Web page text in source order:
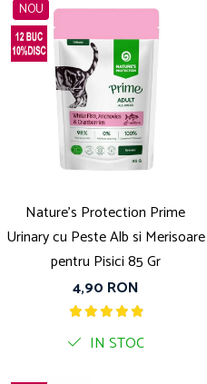
NOU
Nature's Protection Prime
Urinary cu Peste Alb si Merisoare
pentru Pisici 85 Gr
4,90 RON
IN STOC